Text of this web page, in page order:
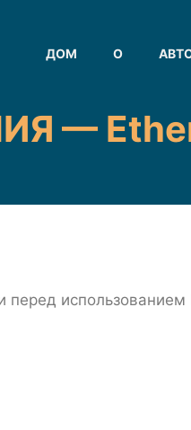
ДОМ О
—
перед